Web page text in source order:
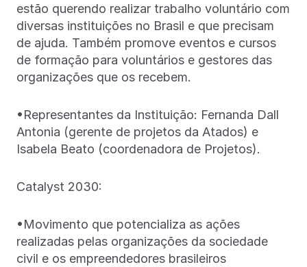
estão querendo realizar trabalho voluntário com
diversas instituições no Brasil e que precisam
de ajuda. Também promove eventos e cursos
de formação para voluntários e gestores das
organizações que os recebem.
•Representantes da Instituição: Fernanda Dall
Antonia (gerente de projetos da Atados) e
Isabela Beato (coordenadora de Projetos).
Catalyst 2030:
•Movimento que potencializa as ações
realizadas pelas organizações da sociedade
civil e os empreendedores brasileiros